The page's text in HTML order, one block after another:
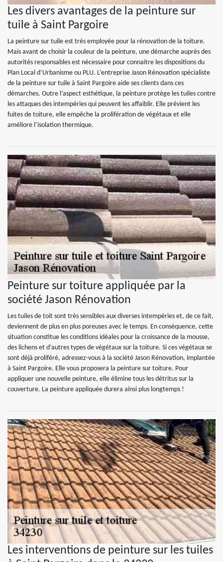
Les divers avantages de la peinture sur
tuile à Saint Pargoire
La peinture sur tuile est très employée pour la rénovation de la toiture.
Mais avant de choisir la couleur de la peinture, une démarche auprès des
autorités responsables est nécessaire pour connaitre les dispositions du
Plan Local d’Urbanisme ou PLU. L’entreprise Jason Rénovation spécialiste
de la peinture sur tuile à Saint Pargoire aide ses clients dans ces
démarches. Outre l’aspect esthétique, la peinture protège les tuiles contre
les attaques des intempéries qui peuvent les affaiblir. Elle prévient les
fuites de toiture, elle empêche la prolifération de végétaux et elle
améliore l’isolation thermique.
Peinture sur toiture appliquée par la
société Jason Rénovation
Les tuiles de toit sont très sensibles aux diverses intempéries et, de ce fait,
deviennent de plus en plus poreuses avec le temps. En conséquence, cette
situation constitue les conditions idéales pour la croissance de la mousse,
des lichens et d’autres types de végétaux sur la toiture. Si ces végétaux se
sont déjà proliféré, adressez-vous à la société Jason Rénovation, implantée
à Saint Pargoire. Elle vous proposera la peinture sur toiture. Pour
appliquer une nouvelle peinture, elle élimine tous les détritus sur la
couverture. La peinture appliquée durera ainsi plus longtemps !
Les interventions de peinture sur les tuiles